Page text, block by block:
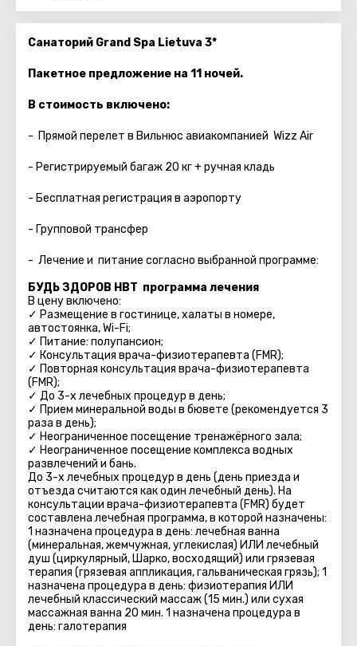
Санаторий Grand Spa Lietuva 3*
Пакетное предложение на 11 ночей.
В стоимость включено:
- Прямой перелет в Вильнюс авиакомпанией Wizz Air
- Регистрируемый багаж 20 кг + ручная кладь
- Бесплатная регистрация в аэропорту
- Групповой трансфер
- Лечение и питание согласно выбранной программе:
БУДЬ ЗДОРОВ HBT программа лечения
В цену включено:
✓ Размещение в гостинице, халаты в номере,
автостоянка, Wi-Fi;
✓ Питание: полупансион;
✓ Консультация врача-физиотерапевта (FMR);
✓ Повторная консультация врача-физиотерапевта
(FMR);
✓ До 3-х лечебных процедур в день;
✓ Прием минеральной воды в бювете (рекомендуется 3
раза в день);
✓ Неограниченное посещение тренажёрного зала;
✓ Неограниченное посещение комплекса водных
развлечений и бань.
До 3-х лечебных процедур в день (день приезда и
отъезда считаются как один лечебный день). На
консультации врача-физиотерапевта (FMR) будет
составлена лечебная программа, в которой назначены:
1 назначена процедура в день: лечебная ванна
(минеральная, жемчужная, углекислая) ИЛИ лечебный
душ (циркулярный, Шарко, восходящий) или грязевая
терапия (грязевая аппликация, гальваническая грязь); 1
назначена процедура в день: физиотерапия ИЛИ
лечебный классический массаж (15 мин.) или сухая
массажная ванна 20 мин. 1 назначена процедура в
день: галотерапия